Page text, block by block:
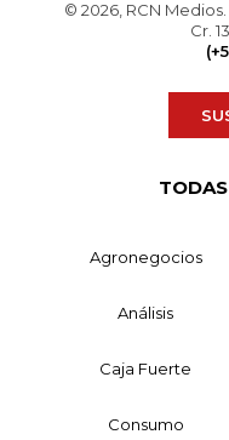
© 2026, RCN
Cr.
Agronegocios
Análisis
Caja Fuerte
Consumo